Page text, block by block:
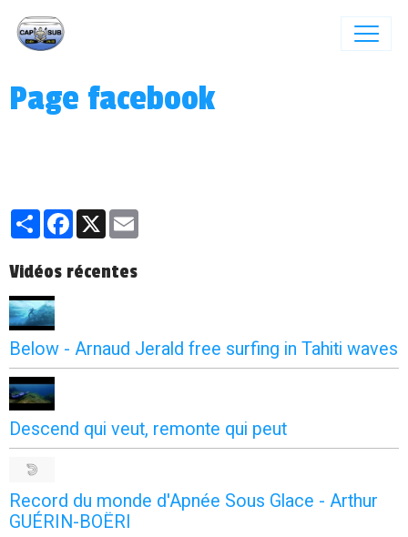
Page facebook
PartagerFacebook
X
Vidéos récentes
Below - Arnaud Jerald free surfing in Tahiti waves
Descend qui veut, remonte qui peut
Record du monde d'Apnée Sous Glace - Arthur
GUÉRIN-BOËRI